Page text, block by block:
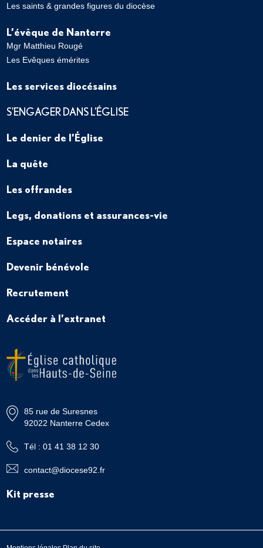
Les saints & grandes figures du diocèse
L’évêque de Nanterre
Mgr Matthieu Rougé
Les Evêques émérites
Les services diocésains
S’ENGAGER DANS L’ÉGLISE
Le denier de l’Église
La quête
Les offrandes
Legs, donations et assurances-vie
Espace notaires
Devenir bénévole
Recrutement
Accéder à l’extranet
85 rue de Suresnes
92022 Nanterre Cedex
Tél : 01 41 38 12 30
contact@diocese92.fr
Kit presse